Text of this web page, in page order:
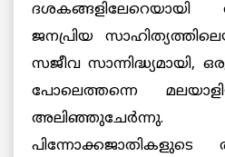
ജനപ്രിയ
സജീവ സാന്നിദ്ധ്യമായി,
പോലെത്തന്നെ
പിന്നോക്കജാതികളുടെ